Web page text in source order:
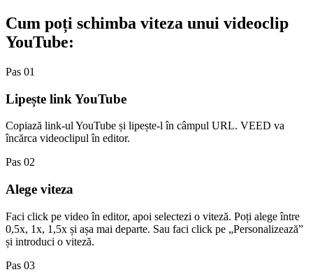
Cum poți schimba viteza unui videoclip
YouTube:
Pas 01
Lipește link YouTube
Copiază link-ul YouTube și lipește-l în câmpul URL. VEED va
încărca videoclipul în editor.
Pas 02
Alege viteza
Faci click pe video în editor, apoi selectezi o viteză. Poți alege între
0,5x, 1x, 1,5x și așa mai departe. Sau faci click pe „Personalizează”
și introduci o viteză.
Pas 03